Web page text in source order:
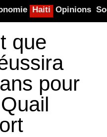
Haiti Opinions
que
pour